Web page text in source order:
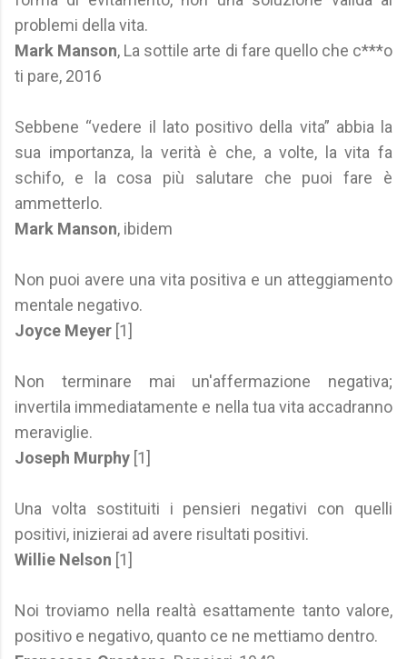
problemi della vita.
Mark Manson, La sottile arte di fare quello che c***o
ti pare, 2016
Sebbene “vedere il lato positivo della vita” abbia la
sua importanza, la verità è che, a volte, la vita fa
schifo, e la cosa più salutare che puoi fare è
ammetterlo.
Mark Manson, ibidem
Non puoi avere una vita positiva e un atteggiamento
mentale negativo.
Joyce Meyer [1]
Non terminare mai un'affermazione negativa;
invertila immediatamente e nella tua vita accadranno
meraviglie.
Joseph Murphy [1]
Una volta sostituiti i pensieri negativi con quelli
positivi, inizierai ad avere risultati positivi.
Willie Nelson [1]
Noi troviamo nella realtà esattamente tanto valore,
positivo e negativo, quanto ce ne mettiamo dentro.